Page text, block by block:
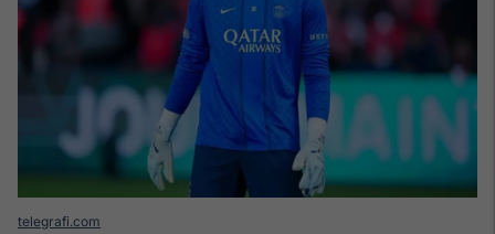
telegrafi.com